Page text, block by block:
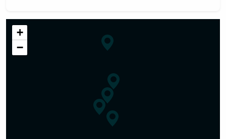
+
−